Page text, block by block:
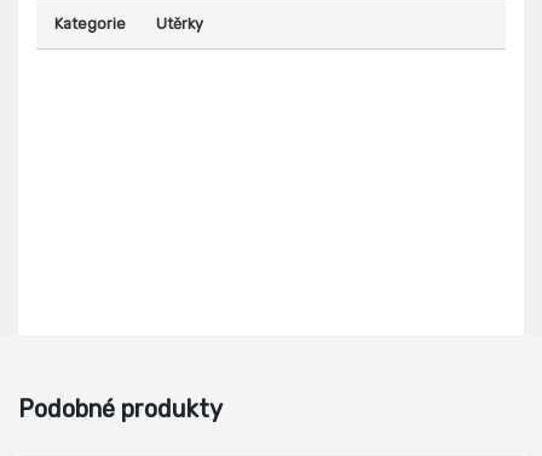
Kategorie Utěrky
Podobné produkty